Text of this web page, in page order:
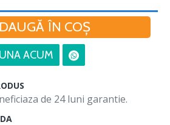
ÎN COŞ
ACUM
de 24 luni garantie.